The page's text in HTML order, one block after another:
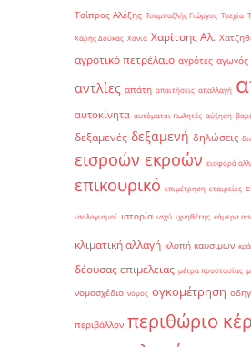
Τσίπρας Αλέξης Τσαμπαζλής Γιώργος Τσεχία
Χάρης Δούκας Χανιά Χαρίτσης Αλ.
αγροτικό πετρέλαιο αγρότες αγωγός
αντλίες απάτη απαιτήσεις απαλλαγή
αυτοκίνητα αυτόματοι πωλητές αύξηση
δεξαμενές δεξαμενή δηλώσεις
εισροών εκροών εισφορά
επικουρικό επιμέτρηση εταιρείες
ισολογισμοί ιστορία ισχύ ιχνηθέτης κάμερα
κλιματική αλλαγή κλοπή καυσίμων
δέουσας επιμέλειας μέτρα προστασίας
νομοσχέδιο νόμος ογκομέτρηση
περιβάλλον περιθώριο